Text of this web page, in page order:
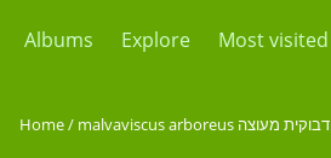
Albums Explore Most visited
Home/ malvaviscus arboreus דבוקית מעוצה